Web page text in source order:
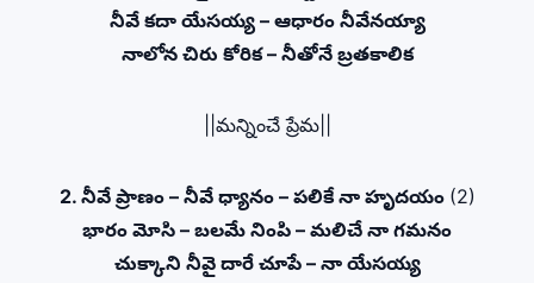
నీవే కదా యేసయ్య – ఆధారం నీవేనయ్యా
నాలోన చిరు కోరిక – నీతోనే బ్రతకాలిక
||మన్నించే ప్రేమ||
2. నీవే ప్రాణం – నీవే ధ్యానం – పలికే నా హృదయం (2)
భారం మోసి – బలమే నింపి – మలిచే నా గమనం
చుక్కాని నీవై దారే చూపే – నా యేసయ్య